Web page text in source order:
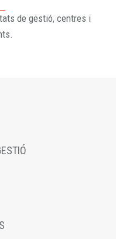
de gestió, centres i